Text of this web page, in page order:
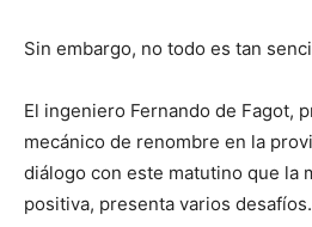
Sin embargo, no todo es tan
El ingeniero Fernando de Fagot,
mecánico de renombre en la
diálogo con este matutino que la
positiva, presenta varios desafíos.